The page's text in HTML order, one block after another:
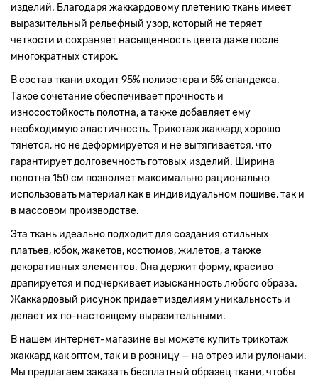
изделий. Благодаря жаккардовому плетению ткань имеет
выразительный рельефный узор, который не теряет
четкости и сохраняет насыщенность цвета даже после
многократных стирок.
В состав ткани входит 95% полиэстера и 5% спандекса.
Такое сочетание обеспечивает прочность и
износостойкость полотна, а также добавляет ему
необходимую эластичность. Трикотаж жаккард хорошо
тянется, но не деформируется и не вытягивается, что
гарантирует долговечность готовых изделий. Ширина
полотна 150 см позволяет максимально рационально
использовать материал как в индивидуальном пошиве, так и
в массовом производстве.
Эта ткань идеально подходит для создания стильных
платьев, юбок, жакетов, костюмов, жилетов, а также
декоративных элементов. Она держит форму, красиво
драпируется и подчеркивает изысканность любого образа.
Жаккардовый рисунок придает изделиям уникальность и
делает их по-настоящему выразительными.
В нашем интернет-магазине вы можете купить трикотаж
жаккард как оптом, так и в розницу — на отрез или рулонами.
Мы предлагаем заказать бесплатный образец ткани, чтобы